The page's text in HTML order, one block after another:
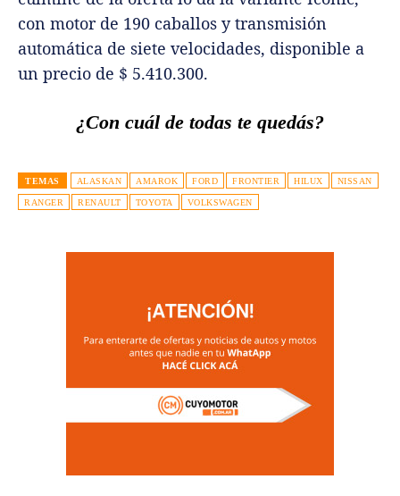
con motor de 190 caballos y transmisión
automática de siete velocidades, disponible a
un precio de $ 5.410.300.
¿Con cuál de todas te quedás?
TEMAS ALASKAN AMAROK FORD FRONTIER HILUX NISSAN
RANGER RENAULT TOYOTA VOLKSWAGEN